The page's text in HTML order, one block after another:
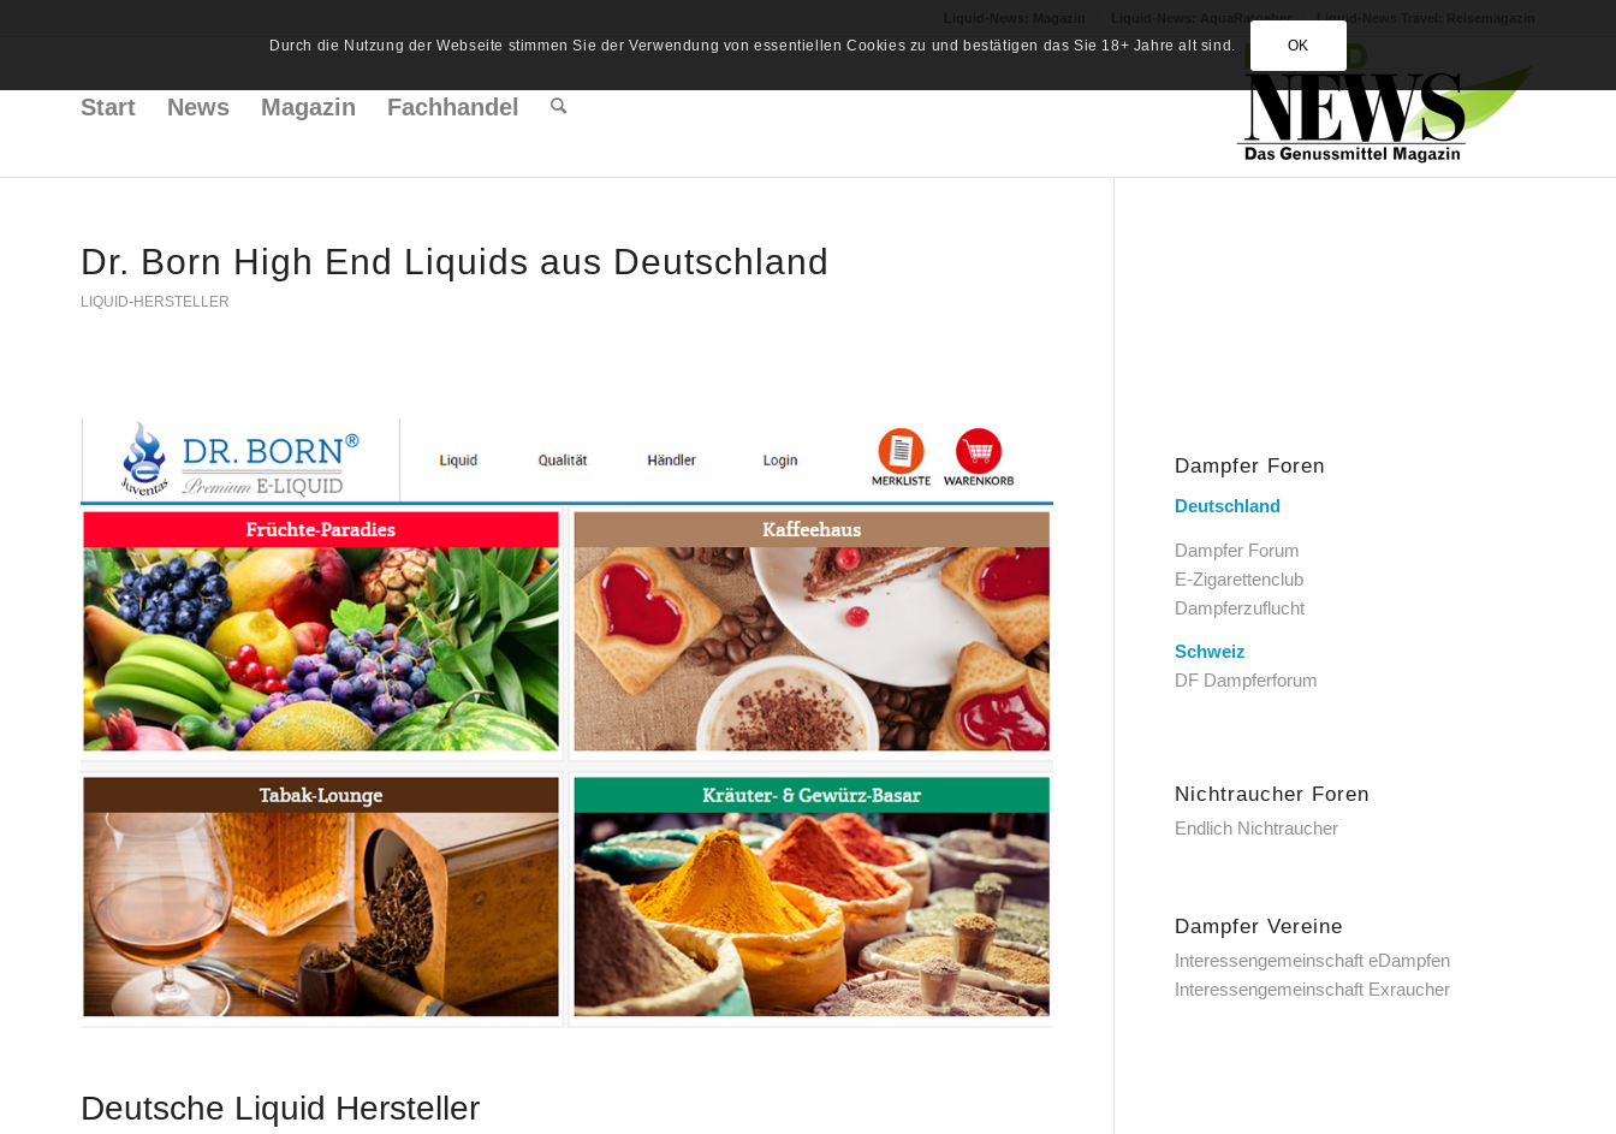
Liquid-News: AquaRatgeber Liquid-News Travel: Reisemagazin
Start News Magazin Fachhandel
Dr. Born High End Liquids aus Deutschland
LIQUID-HERSTELLER
Deutsche Liquid Hersteller
Dampfer Foren
Deutschland
Dampfer Forum
E-Zigarettenclub
Dampferzuflucht
Schweiz
DF Dampferforum
Nichtraucher Foren
Endlich Nichtraucher
Dampfer Vereine
Interessengemeinschaft eDampfen
Interessengemeinschaft Exraucher
Durch die Nutzung der Webseite stimmen Sie der Verwendung von essentiellen Cookies zu und bestätigen das Sie 18+ Jahre alt sind. OK